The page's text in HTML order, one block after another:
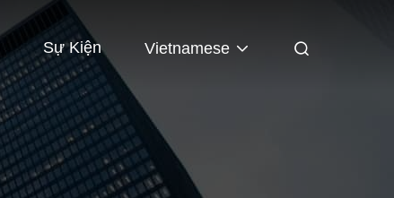
Sự Kiện Vietnamese